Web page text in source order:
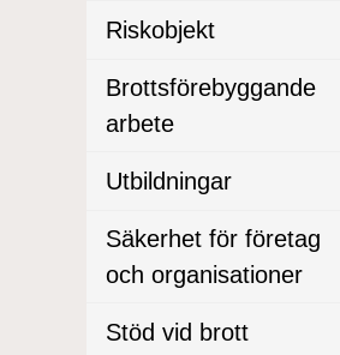
Riskobjekt
Brottsförebyggande
arbete
Utbildningar
Säkerhet för företag
och organisationer
Stöd vid brott